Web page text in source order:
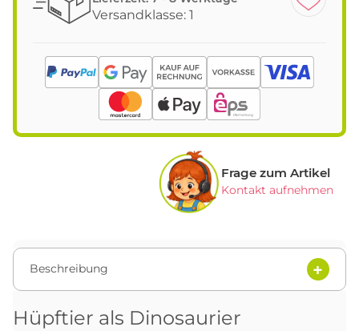
Versandklasse: 1
Frage zum Artikel
Kontakt aufnehmen
Beschreibung
Hüpftier als Dinosaurier